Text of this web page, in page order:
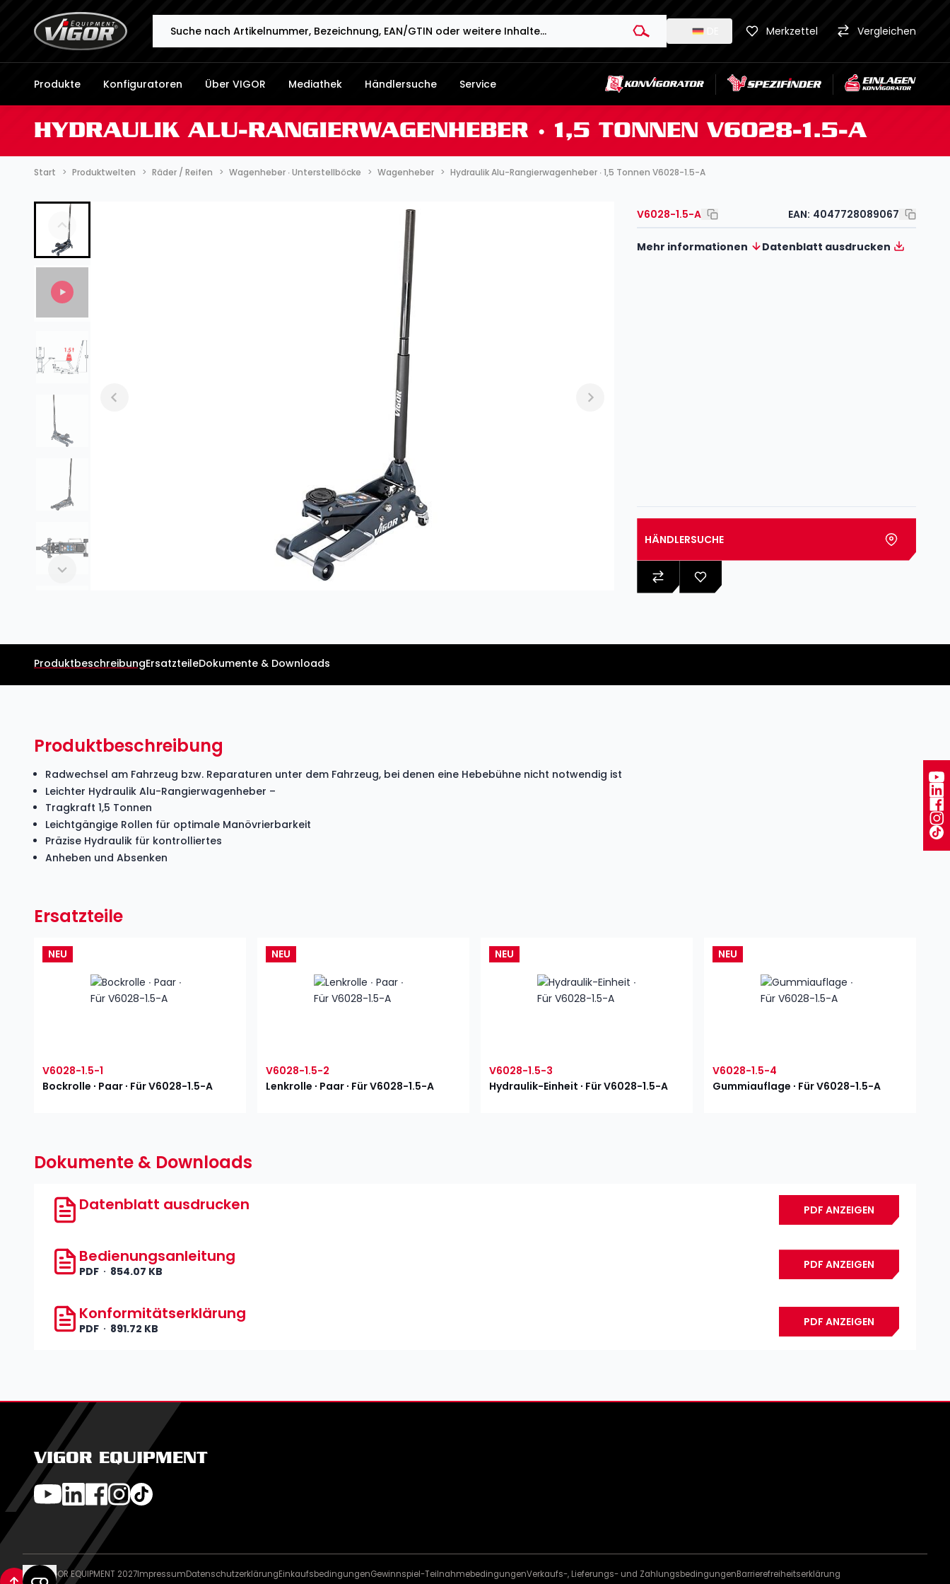
Merkzettel Vergleichen
Produkte Konfiguratoren Über VIGOR Mediathek Händlersuche Service
HYDRAULIK ALU-RANGIERWAGENHEBER ∙ 1,5 TONNEN V6028-1.5-A
Start Produktwelten Räder / Reifen Wagenheber ∙ Unterstellböcke Wagenheber Hydraulik Alu-Rangierwagenheber ∙ 1,5 Tonnen V6028-1.5-A
V6028-1.5-A EAN: 4047728089067
Mehr informationen Datenblatt ausdrucken
HÄNDLERSUCHE
ProduktbeschreibungErsatzteileDokumente & Downloads
Produktbeschreibung
Radwechsel am Fahrzeug bzw. Reparaturen unter dem Fahrzeug, bei denen eine Hebebühne nicht notwendig ist
Leichter Hydraulik Alu-Rangierwagenheber –
Tragkraft 1,5 Tonnen
Leichtgängige Rollen für optimale Manövrierbarkeit
Präzise Hydraulik für kontrolliertes
Anheben und Absenken
Ersatzteile
NEU
V6028-1.5-1
Bockrolle ∙ Paar ∙ Für V6028-1.5-A
NEU
V6028-1.5-2
Lenkrolle ∙ Paar ∙ Für V6028-1.5-A
NEU
V6028-1.5-3
Hydraulik-Einheit ∙ Für V6028-1.5-A
NEU
V6028-1.5-4
Gummiauflage ∙ Für V6028-1.5-A
Dokumente & Downloads
Datenblatt ausdrucken PDF ANZEIGEN
Bedienungsanleitung
PDF 854.07 KB PDF ANZEIGEN
Konformitätserklärung
PDF 891.72 KB PDF ANZEIGEN
VIGOR EQUIPMENT
© VIGOR EQUIPMENT 2027ImpressumDatenschutzerklärungEinkaufsbedingungenGewinnspiel-TeilnahmebedingungenVerkaufs-, Lieferungs- und ZahlungsbedingungenBarrierefreiheitserklärung